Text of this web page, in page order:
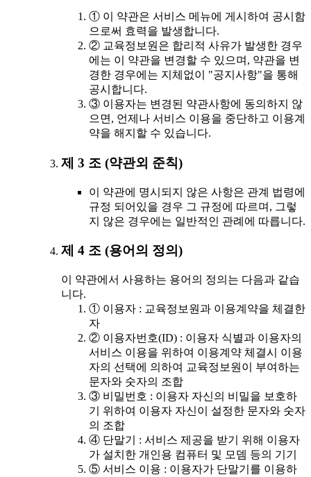
① 이 약관은 서비스 메뉴에 게시하여 공시함
으로써 효력을 발생합니다.
② 교육정보원은 합리적 사유가 발생한 경우
에는 이 약관을 변경할 수 있으며, 약관을 변
경한 경우에는 지체없이 "공지사항"을 통해
공시합니다.
③ 이용자는 변경된 약관사항에 동의하지 않
으면, 언제나 서비스 이용을 중단하고 이용계
약을 해지할 수 있습니다.
제 3 조 (약관외 준칙)
이 약관에 명시되지 않은 사항은 관계 법령에
규정 되어있을 경우 그 규정에 따르며, 그렇
지 않은 경우에는 일반적인 관례에 따릅니다.
제 4 조 (용어의 정의)
이 약관에서 사용하는 용어의 정의는 다음과 같습
니다.
① 이용자 : 교육정보원과 이용계약을 체결한
자
② 이용자번호(ID) : 이용자 식별과 이용자의
서비스 이용을 위하여 이용계약 체결시 이용
자의 선택에 의하여 교육정보원이 부여하는
문자와 숫자의 조합
③ 비밀번호 : 이용자 자신의 비밀을 보호하
기 위하여 이용자 자신이 설정한 문자와 숫자
의 조합
④ 단말기 : 서비스 제공을 받기 위해 이용자
가 설치한 개인용 컴퓨터 및 모뎀 등의 기기
⑤ 서비스 이용 : 이용자가 단말기를 이용하